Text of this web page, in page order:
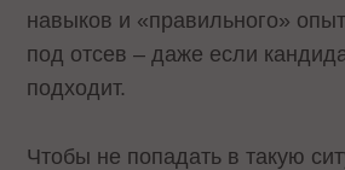
навыков и «правильного»
под отсев – даже если
подходит.
Чтобы не попадать в такую